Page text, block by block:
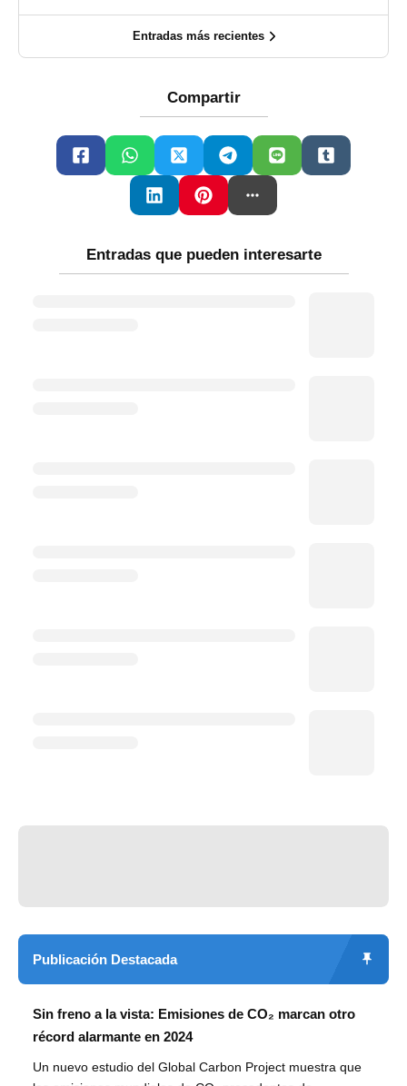
Entradas más recientes
Compartir
Entradas que pueden interesarte
Publicación Destacada
Sin freno a la vista: Emisiones de CO₂ marcan otro
récord alarmante en 2024
Un nuevo estudio del Global Carbon Project muestra que